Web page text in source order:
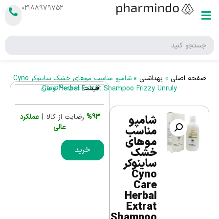
۰۲۱۸۸۹۷۹۷۵۲
صفحه اصلی » بهداشتی »
شامپو مناسب موهای خشک ساینوکر Cyno
Care Herbal Extrat Shampoo Frizzy Unruly
شامپو
مناسب
موهای
خشک
ساینوکر
Cyno
Care
Herbal
Extrat
قیمت :400,000تومان
%93 رضایت از کالا | عملکرد
عالی
خرید